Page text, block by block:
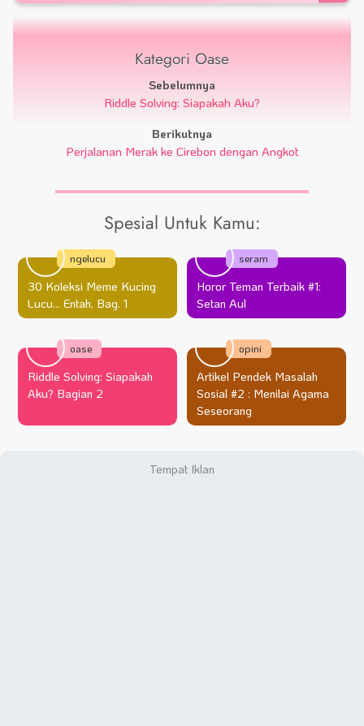
Kategori Oase
Sebelumnya
Riddle Solving: Siapakah Aku?
Berikutnya
Perjalanan Merak ke Cirebon dengan Angkot
Spesial Untuk Kamu:
30 Koleksi Meme Kucing
Lucu… Entah, Bag. 1
ngelucu
Horor Teman Terbaik #1:
Setan Aul
seram
Riddle Solving: Siapakah
Aku? Bagian 2
oase
Artikel Pendek Masalah
Sosial #2 : Menilai Agama
Seseorang
opini